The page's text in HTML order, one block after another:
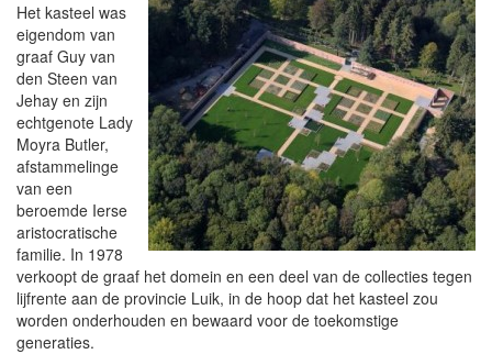
Het kasteel was
eigendom van
graaf Guy van
den Steen van
Jehay en zijn
echtgenote Lady
Moyra Butler,
afstammelinge
van een
beroemde Ierse
aristocratische
familie. In 1978
verkoopt de graaf het domein en een deel van de collecties tegen
lijfrente aan de provincie Luik, in de hoop dat het kasteel zou
worden onderhouden en bewaard voor de toekomstige
generaties.